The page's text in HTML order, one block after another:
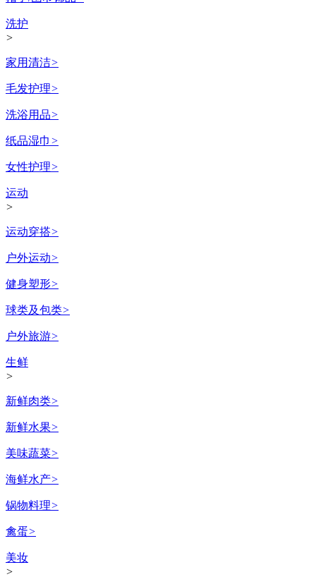
洗护
>
家用清洁>
毛发护理>
洗浴用品>
纸品湿巾 >
女性护理>
运动
>
运动穿搭>
户外运动>
健身塑形>
球类及包类>
户外旅游>
生鲜
>
新鲜肉类>
新鲜水果>
美味蔬菜>
海鲜水产>
锅物料理>
禽蛋>
美妆
>